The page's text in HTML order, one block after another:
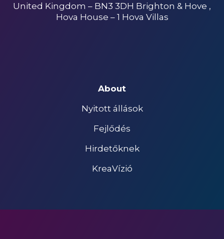
United Kingdom – BN3 3DH Brighton & Hove ,
Hova House – 1 Hova Villas
About
Nyitott állások
Fejlődés
Hirdetőknek
KreaVízió